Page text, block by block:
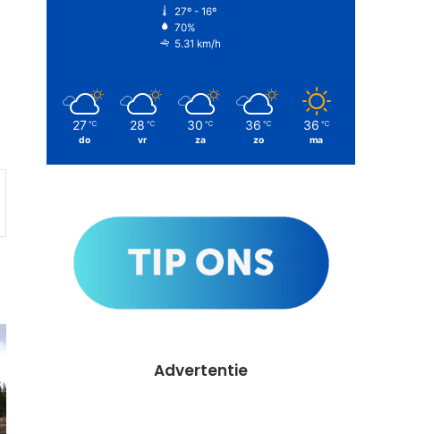
27º - 16º
70%
5.31 km/h
27 ℃
do
28 ℃
vr
30 ℃
za
36 ℃
zo
36 ℃
ma
Advertentie